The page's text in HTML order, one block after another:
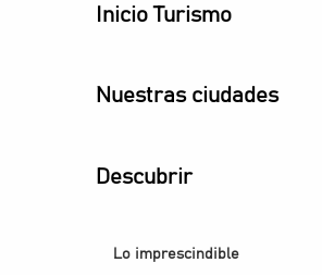
Inicio Turismo
Nuestras ciudades
Descubrir
Lo imprescindible